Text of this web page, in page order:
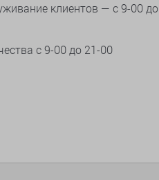
клиентов — с 9-00 до
с 9-00 до 21-00